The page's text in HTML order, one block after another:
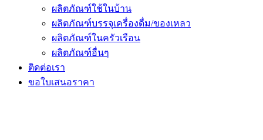
ผลิตภัณฑ์ใช้ในบ้าน
ผลิตภัณฑ์บรรจุเครื่องดื่ม/ของเหลว
ผลิตภัณฑ์ในครัวเรือน
ผลิตภัณฑ์อื่นๆ
ติดต่อเรา
ขอใบเสนอราคา